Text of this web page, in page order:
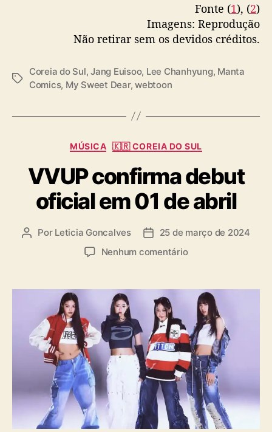
Fonte (1), (2)
Imagens: Reprodução
Não retirar sem os devidos créditos.
T
s
Coreia do Sul,Jang Euisoo, Lee Chanhyung, Manta
Comics, My Sweet Dear,webtoon
C
t
e
g
o
a
MÚSICA 🇰🇷 COREIA DO SUL
VVUP confirma debut
oficial em 01 de abril
A
r
o
Por Leticia Goncalves
D
d
b
l
i
c
ç
ã
25 de março de 2024
Nenhum comentárioe
V
c
o
n
f
i
r
m
a